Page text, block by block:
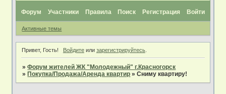
Форум Участники Правила Поиск Регистрация Войти
Активные темы
Привет, Гость! Войдитеили зарегистрируйтесь.
»Форум жителей ЖК "Молодежный" г.Красногорск
» Покупка/Продажа/Аренда квартир »Сниму квартиру!